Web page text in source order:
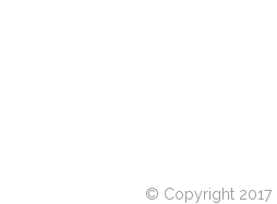
© Copyright 2017